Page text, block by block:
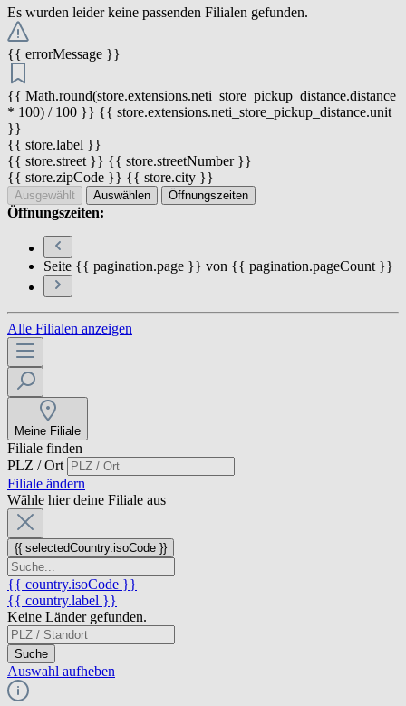
Es wurden leider keine passenden Filialen gefunden.
{{ errorMessage }}
{{ Math.round(store.extensions.neti_store_pickup_distance.distance
* 100) / 100 }} {{ store.extensions.neti_store_pickup_distance.unit
}}
{{ store.label }}
{{ store.street }} {{ store.streetNumber }}
{{ store.zipCode }} {{ store.city }}
Ausgewählt Auswählen Öffnungszeiten
Öffnungszeiten:
Seite {{ pagination.page }} von {{ pagination.pageCount }}
Alle Filialen anzeigen
Meine Filiale
Filiale finden
PLZ / Ort
Filiale ändern
Wähle hier deine Filiale aus
{{ selectedCountry.isoCode }}
{{ country.isoCode }}
{{ country.label }}
Keine Länder gefunden.
Suche
Auswahl aufheben